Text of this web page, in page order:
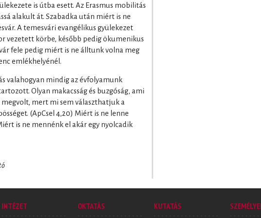
is útba esett. Az Erasmus mobilitás
alakult át. Szabadka után miért is ne
A temesvári evangélikus gyülekezet
vezetett körbe, később pedig ökumenikus
fele pedig miért is ne álltunk volna meg
emlékhelyénél.
valahogyan mindig az évfolyamunk
Olyan makacsság és buzgóság, ami
megvolt, mert mi sem választhatjuk a
(ApCsel 4,20) Miért is ne lenne
is ne mennénk el akár egy nyolcadik
INTÉZET OKTATÁS KUTATÁS